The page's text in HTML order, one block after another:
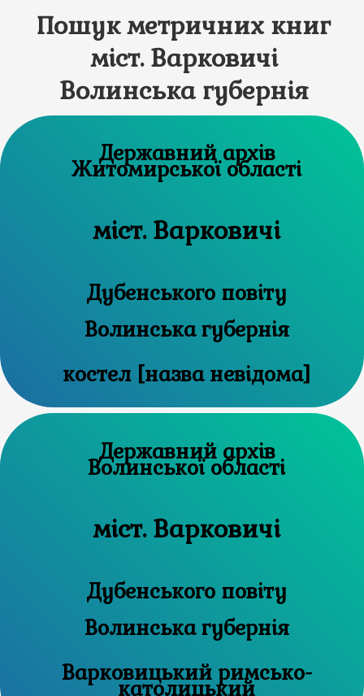
Пошук метричних книг
міст. Варковичі
Волинська губернія
Державний архів
Житомирської області
міст. Варковичі
Дубенського повіту
Волинська губернія
костел [назва невідома]
Державний архів
Волинської області
міст. Варковичі
Дубенського повіту
Волинська губернія
Варковицький римсько-
католицький